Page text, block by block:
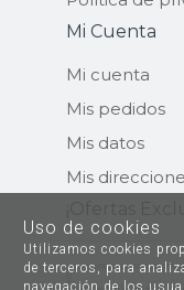
Mi Cuenta
Mi cuenta
Mis pedidos
Mis datos
Mis
Uso de cookies
Utilizamos cookies
de terceros, para
navegación de los